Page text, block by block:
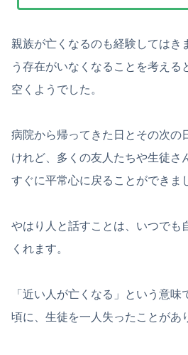
親族が亡くなるのも経験してはき
う存在がいなくなることを考える
空くようでした。
病院から帰ってきた日とその次の
けれど、多くの友人たちや生徒さ
すぐに平常心に戻ることができま
やはり人と話すことは、いつでも
くれます。
「近い人が亡くなる」という意
頃に、生徒を一人失ったことがあ